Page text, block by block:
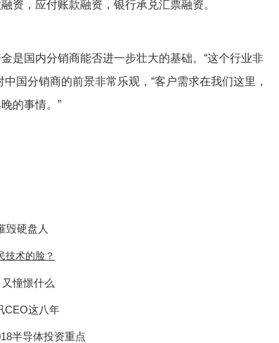
资，应付账款融资，银行承兑汇票融资。
是国内分销商能否进一步壮大的基础。“这个行业非
国分销商的前景非常乐观，“客户需求在我们这里，
的事情。”
毁硬盘人
技术的脸？
憧憬什么
CEO这八年
半导体投资重点